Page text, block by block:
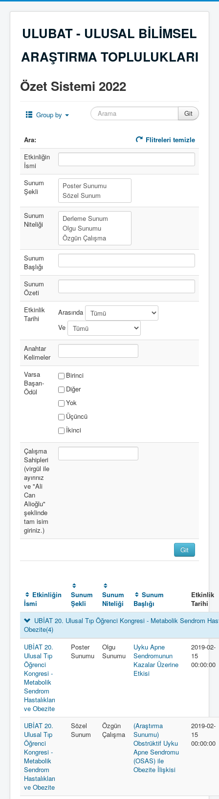
ULUBAT - ULUSAL BİLİMSEL
ARAŞTIRMA TOPLULUKLARI
Özet Sistemi 2022
Group by
Ara:
Flitreleri temizle
Etkinliğin
İsmi
Sunum
Şekli
Sunum
Niteliği
Sunum
Başlığı
Sunum
Özeti
Etkinlik
Tarihi
Arasında
Ve
Anahtar
Kelimeler
Varsa
Başarı-
Ödül
Birinci
Diğer
Yok
Üçüncü
İkinci
Çalışma
Sahipleri
(virgül ile
ayırınız
ve "Ali
Can
Alioğlu"
şeklinde
tam isim
giriniz.)
Etkinliğin
İsmi
Sunum
Şekli
Sunum
Niteliği
Sunum
Başlığı
Etkinlik
Tarihi
UBİAT 20. Ulusal Tıp Öğrenci Kongresi - Metabolik Sendrom
Obezite(4)
UBİAT 20.
Ulusal Tıp
Öğrenci
Kongresi -
Metabolik
Sendrom
Hastalıkları
ve Obezite
Poster
Sunumu
Olgu
Sunumu
Uyku Apne
Sendromunun
Kazalar Üzerine
Etkisi
2019-02-
15
00:00:00
UBİAT 20.
Ulusal Tıp
Öğrenci
Kongresi -
Metabolik
Sendrom
Hastalıkları
ve Obezite
Sözel
Sunum
Özgün
Çalışma
(Araştırma
Sunumu)
Obstrüktif Uyku
Apne Sendromu
(OSAS) ile
Obezite İlişkisi
2019-02-
15
00:00:00